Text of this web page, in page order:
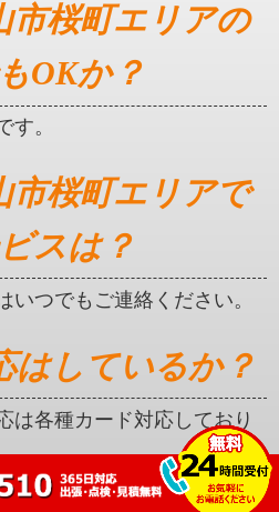
市桜町エリアの
OKか？
す。
市桜町エリアで
スは？
いつでもご連絡ください。
はしているか？
は各種カード対応しており